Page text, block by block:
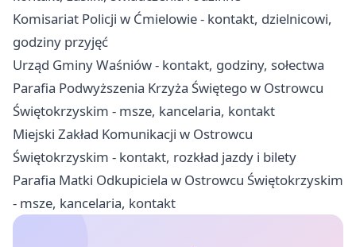
Komisariat Policji w Ćmielowie - kontakt, dzielnicowi,
godziny przyjęć
Urząd Gminy Waśniów - kontakt, godziny, sołectwa
Parafia Podwyższenia Krzyża Świętego w Ostrowcu
Świętokrzyskim - msze, kancelaria, kontakt
Miejski Zakład Komunikacji w Ostrowcu
Świętokrzyskim - kontakt, rozkład jazdy i bilety
Parafia Matki Odkupiciela w Ostrowcu Świętokrzyskim
- msze, kancelaria, kontakt